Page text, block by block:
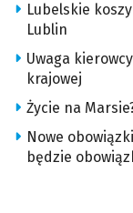
Lubelskie
Lublin
Uwaga
krajowej
Życie na
Nowe
będzie